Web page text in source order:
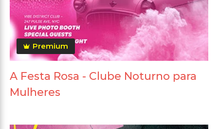
Premium
A Festa Rosa - Clube Noturno para
Mulheres